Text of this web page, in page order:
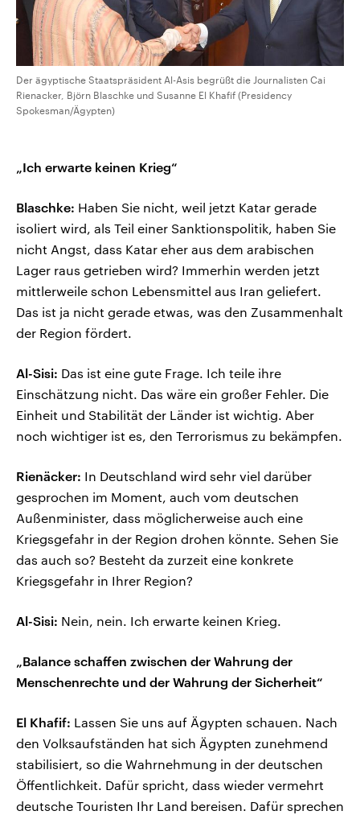
Der ägyptische Staatspräsident Al-Asis begrüßt die Journalisten Cai
Rienacker, Björn Blaschke und Susanne El Khafif (Presidency
Spokesman/Ägypten)
„Ich erwarte keinen Krieg“
Blaschke: Haben Sie nicht, weil jetzt Katar gerade
isoliert wird, als Teil einer Sanktionspolitik, haben Sie
nicht Angst, dass Katar eher aus dem arabischen
Lager raus getrieben wird? Immerhin werden jetzt
mittlerweile schon Lebensmittel aus Iran geliefert.
Das ist ja nicht gerade etwas, was den Zusammenhalt
der Region fördert.
Al-Sisi: Das ist eine gute Frage. Ich teile ihre
Einschätzung nicht. Das wäre ein großer Fehler. Die
Einheit und Stabilität der Länder ist wichtig. Aber
noch wichtiger ist es, den Terrorismus zu bekämpfen.
Rienäcker: In Deutschland wird sehr viel darüber
gesprochen im Moment, auch vom deutschen
Außenminister, dass möglicherweise auch eine
Kriegsgefahr in der Region drohen könnte. Sehen Sie
das auch so? Besteht da zurzeit eine konkrete
Kriegsgefahr in Ihrer Region?
Al-Sisi: Nein, nein. Ich erwarte keinen Krieg.
„Balance schaffen zwischen der Wahrung der
Menschenrechte und der Wahrung der Sicherheit“
El Khafif: Lassen Sie uns auf Ägypten schauen. Nach
den Volksaufständen hat sich Ägypten zunehmend
stabilisiert, so die Wahrnehmung in der deutschen
Öffentlichkeit. Dafür spricht, dass wieder vermehrt
deutsche Touristen Ihr Land bereisen. Dafür sprechen